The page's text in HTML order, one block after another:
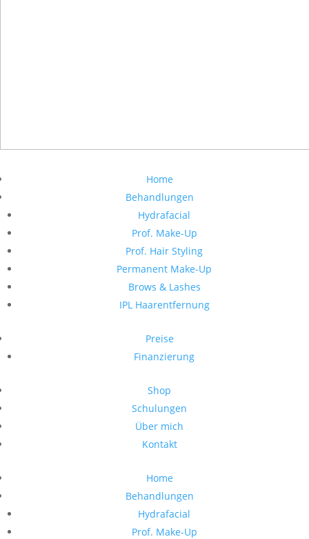
Home
Behandlungen
Hydrafacial
Prof. Make-Up
Prof. Hair Styling
Permanent Make-Up
Brows & Lashes
IPL Haarentfernung
Preise
Finanzierung
Shop
Schulungen
Über mich
Kontakt
Home
Behandlungen
Hydrafacial
Prof. Make-Up